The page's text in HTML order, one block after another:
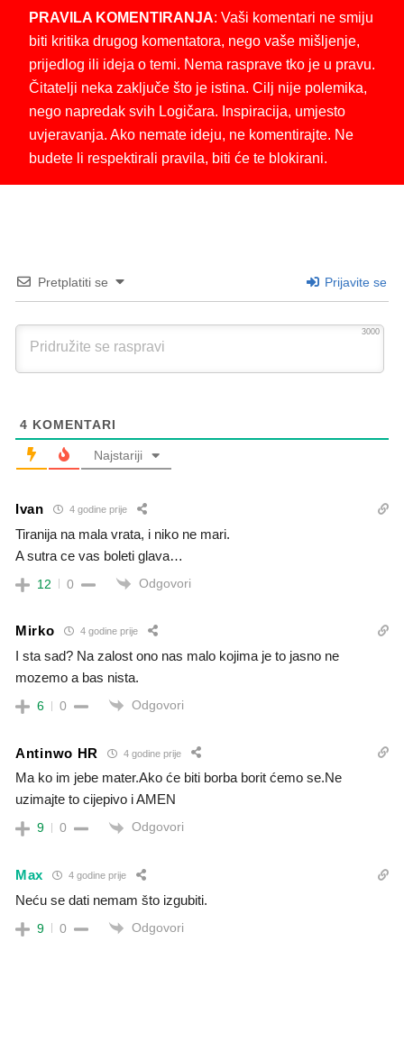
PRAVILA KOMENTIRANJA: Vaši komentari ne smiju
biti kritika drugog komentatora, nego vaše mišljenje,
prijedlog ili ideja o temi. Nema rasprave tko je u pravu.
Čitatelji neka zaključe što je istina. Cilj nije polemika,
nego napredak svih Logičara. Inspiracija, umjesto
uvjeravanja. Ako nemate ideju, ne komentirajte. Ne
budete li respektirali pravila, biti će te blokirani.
Pretplatiti se Prijavite se
3000
4 KOMENTARI
Najstariji
Ivan 4 godine prije
Tiranija na mala vrata, i niko ne mari.
A sutra ce vas boleti glava…
12 0 Odgovori
Mirko 4 godine prije
I sta sad? Na zalost ono nas malo kojima je to jasno ne
mozemo a bas nista.
6 0 Odgovori
Antinwo HR 4 godine prije
Ma ko im jebe mater.Ako će biti borba borit ćemo se.Ne
uzimajte to cijepivo i AMEN
9 0 Odgovori
Max 4 godine prije
Neću se dati nemam što izgubiti.
9 0 Odgovori